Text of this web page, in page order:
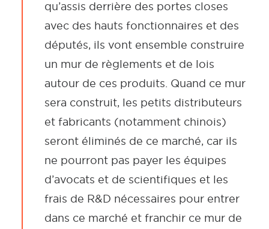
qu’assis derrière des portes closes
avec des hauts fonctionnaires et des
députés, ils vont ensemble construire
un mur de règlements et de lois
autour de ces produits. Quand ce mur
sera construit, les petits distributeurs
et fabricants (notamment chinois)
seront éliminés de ce marché, car ils
ne pourront pas payer les équipes
d’avocats et de scientifiques et les
frais de R&D nécessaires pour entrer
dans ce marché et franchir ce mur de